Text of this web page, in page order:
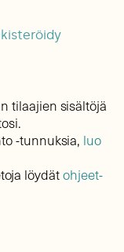
tilaajien sisältöjä
-tunnuksia, luo
löydätohjeet-